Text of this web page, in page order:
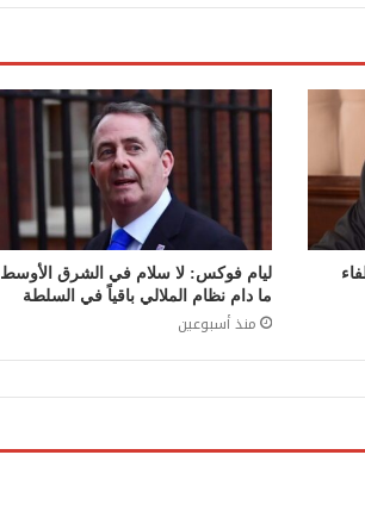
ليام فوكس: لا سلام في الشرق الأوسط
ما دام نظام الملالي باقياً في السلطة
منذ أسبوعين